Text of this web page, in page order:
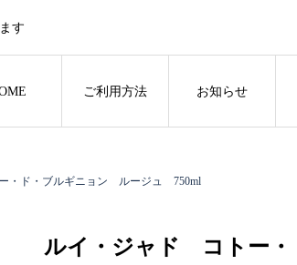
す
ご利用方法 お知らせ
・ド・ブルギニョン ルージュ 750ml
ルイ・ジャド コトー